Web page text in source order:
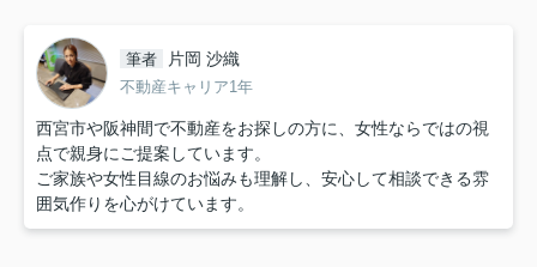
筆者 片岡 沙織
不動産キャリア1年
西宮市や阪神間で不動産をお探しの方に、女性ならではの視
点で親身にご提案しています。
ご家族や女性目線のお悩みも理解し、安心して相談できる雰
囲気作りを心がけています。